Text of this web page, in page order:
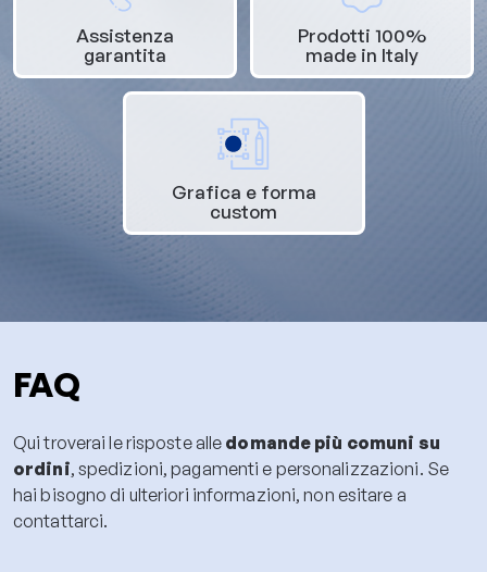
Assistenza
garantita
Prodotti 100%
made in Italy
Grafica e forma
custom
FAQ
Qui troverai le risposte alle domande più comuni su
ordini, spedizioni, pagamenti e personalizzazioni. Se
hai bisogno di ulteriori informazioni, non esitare a
contattarci.